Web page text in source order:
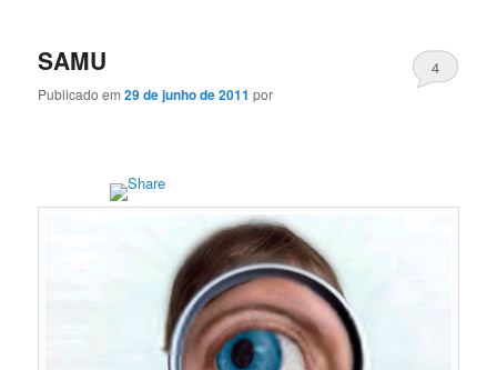
SAMU
Publicado em29 de junho de 2011 por
4